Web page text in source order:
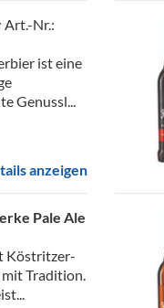
Art.-Nr.:
ist eine
Genussl...
anzeigen
Pale Ale
Köstritzer-
Tradition.